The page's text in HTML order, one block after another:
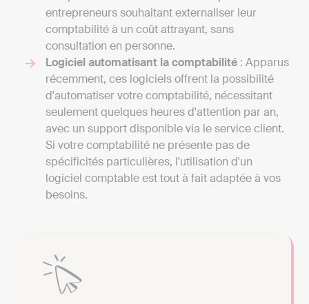
entrepreneurs souhaitant externaliser leur
comptabilité à un coût attrayant, sans
consultation en personne.
Logiciel automatisant la comptabilité : Apparus
récemment, ces logiciels offrent la possibilité
d'automatiser votre comptabilité, nécessitant
seulement quelques heures d'attention par an,
avec un support disponible via le service client.
Si votre comptabilité ne présente pas de
spécificités particulières, l'utilisation d'un
logiciel comptable est tout à fait adaptée à vos
besoins.